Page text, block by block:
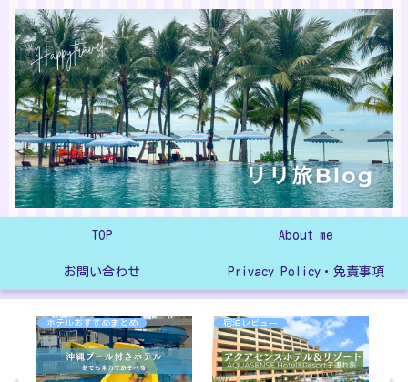
TOP About me
お問い合わせ Privacy Policy・免責事項
ホテルおすすめまとめ 宿泊レビュー